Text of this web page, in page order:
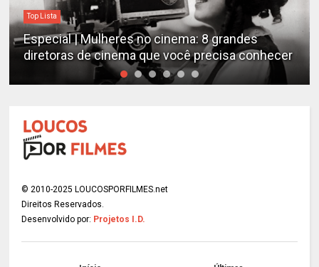
Top Lista
Especial | Mulheres no cinema: 8 grandes
diretoras de cinema que você precisa conhecer
© 2010-2025 LOUCOSPORFILMES.net
Direitos Reservados.
Desenvolvido por: Projetos I.D.